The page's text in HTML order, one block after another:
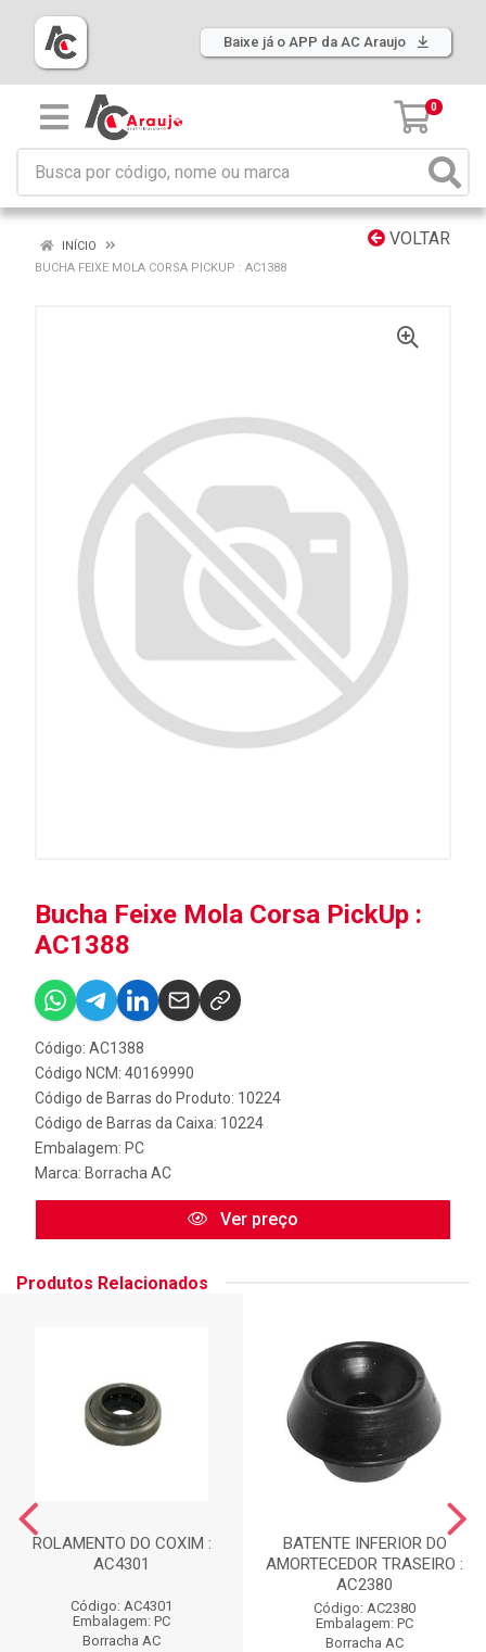
Baixe já o APP da AC Araujo
0
VOLTAR
INÍCIO
BUCHA FEIXE MOLA CORSA PICKUP : AC1388
Bucha Feixe Mola Corsa PickUp :
AC1388
Código: AC1388
Código NCM: 40169990
Código de Barras do Produto: 10224
Código de Barras da Caixa: 10224
Embalagem: PC
Marca: Borracha AC
Ver preço
Produtos Relacionados
ROLAMENTO DO COXIM :
AC4301
Código: AC4301
Embalagem: PC
Borracha AC
BATENTE INFERIOR DO
AMORTECEDOR TRASEIRO :
AC2380
Código: AC2380
Embalagem: PC
Borracha AC